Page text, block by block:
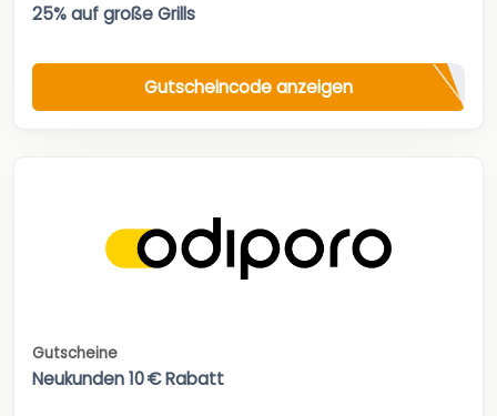
25% auf große Grills
Gutscheincode anzeigen
Gutscheine
Neukunden 10 € Rabatt